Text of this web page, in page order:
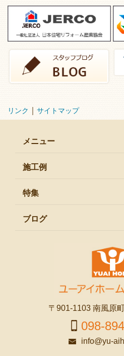
リンク サイトマップ
〒901-1103 南風原
098-
info@yu-
メニュー
施工例
特集
ブログ